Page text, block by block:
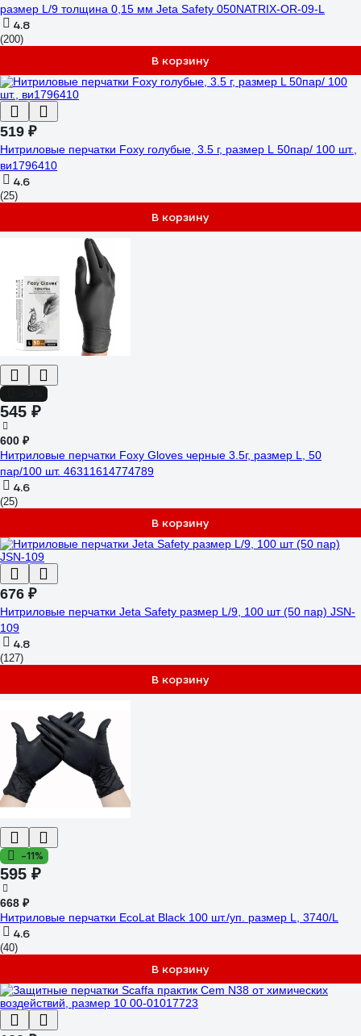
размер L/9 толщина 0,15 мм Jeta Safety 050NATRIX-OR-09-L
4.8
(200)
В корзину
519 ₽
Нитриловые перчатки Foxy голубые, 3.5 г, размер L 50пар/ 100 шт.,
ви1796410
4.6
(25)
В корзину
545 ₽
600 ₽
Нитриловые перчатки Foxy Gloves черные 3.5г, размер L, 50
пар/100 шт. 46311614774789
4.6
(25)
В корзину
676 ₽
Нитриловые перчатки Jeta Safety размер L/9, 100 шт (50 пар) JSN-
109
4.8
(127)
В корзину
-11%
595 ₽
668 ₽
Нитриловые перчатки EcoLat Black 100 шт./уп. размер L, 3740/L
4.6
(40)
В корзину